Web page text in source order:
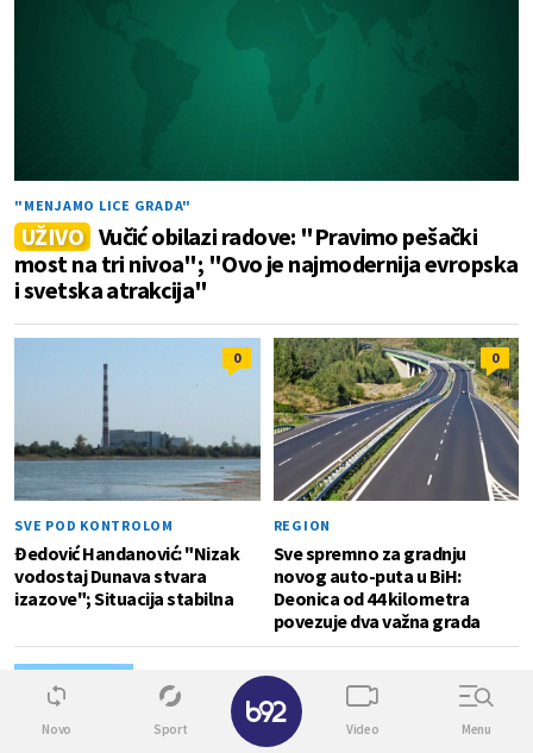
"MENJAMO LICE GRADA"
UŽIVO Vučić obilazi radove: "Pravimo pešački
most na tri nivoa"; "Ovo je najmodernija evropska
i svetska atrakcija"
0
SVE POD KONTROLOM
Đedović Handanović: "Nizak
vodostaj Dunava stvara
izazove"; Situacija stabilna
0
REGION
Sve spremno za gradnju
novog auto-puta u BiH:
Deonica od 44 kilometra
povezuje dva važna grada
Milijarde profita završavaju na malom ostrvu:
Zašto kompanije hrle na Maltu
Novo Sport Video Menu
✕